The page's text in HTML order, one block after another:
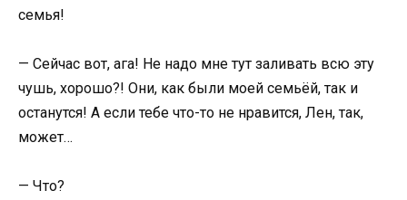
семья!
— Сейчас вот, ага! Не надо мне тут заливать всю эту
чушь, хорошо?! Они, как были моей семьёй, так и
останутся! А если тебе что-то не нравится, Лен, так,
может…
— Что?